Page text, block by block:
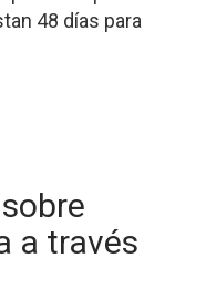
48 días para
a través